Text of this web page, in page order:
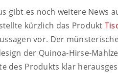
gibt es noch weitere News
kürzlich das Produkt
vor. Der
der Quinoa-Hirse-
des Produkts klar